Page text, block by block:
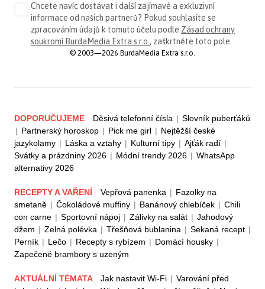
Chcete navíc dostávat i další zajímavé a exkluzivní
informace od našich partnerů? Pokud souhlasíte se
zpracováním údajů k tomuto účelu podle Zásad ochrany
soukromí BurdaMedia Extra s.r.o. , zaškrtněte toto pole.
© 2003—2026 BurdaMedia Extra s.r.o.
DOPORUČUJEME Děsivá telefonní čísla | Slovník puberťáků
| Partnerský horoskop | Pick me girl | Nejtěžší české
jazykolamy | Láska a vztahy | Kulturní tipy | Ajťák radí |
Svátky a prázdniny 2026 | Módní trendy 2026 | WhatsApp
alternativy 2026
RECEPTY A VAŘENÍ Vepřová panenka | Fazolky na
smetaně | Čokoládové muffiny | Banánový chlebíček | Chili
con carne | Sportovní nápoj | Zálivky na salát | Jahodový
džem | Zelná polévka | Třešňová bublanina | Sekaná recept |
Perník | Lečo | Recepty s rybízem | Domácí housky |
Zapečené brambory s uzeným
AKTUÁLNÍ TÉMATA Jak nastavit Wi-Fi | Varování před